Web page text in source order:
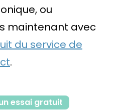
ou
maintenant avec
du service de
.
essai gratuit